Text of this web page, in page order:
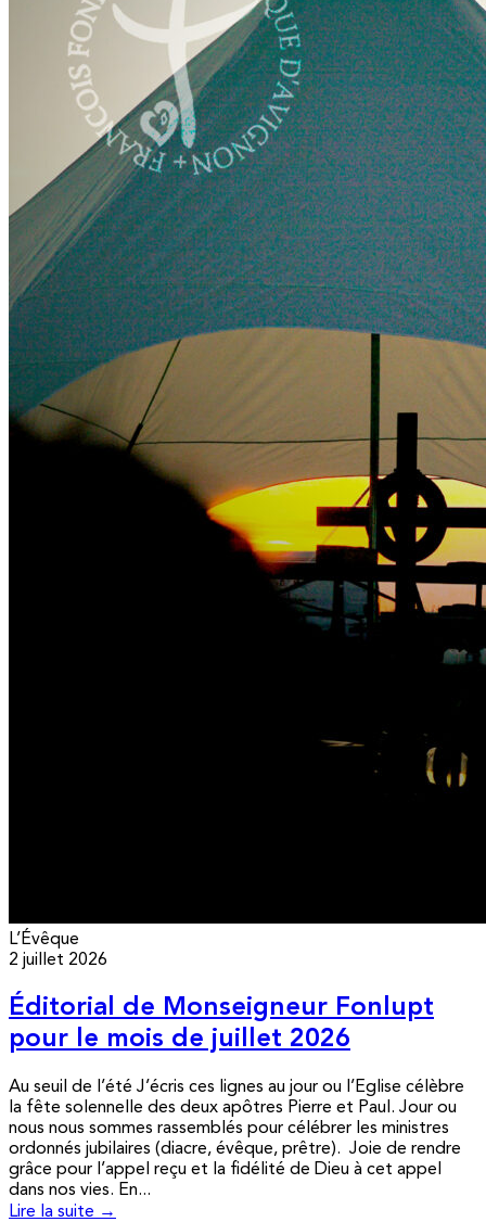
L’Évêque
2 juillet 2026
Éditorial de Monseigneur Fonlupt
pour le mois de juillet 2026
Au seuil de l’été J’écris ces lignes au jour ou l’Eglise célèbre
la fête solennelle des deux apôtres Pierre et Paul. Jour ou
nous nous sommes rassemblés pour célébrer les ministres
ordonnés jubilaires (diacre, évêque, prêtre). Joie de rendre
grâce pour l’appel reçu et la fidélité de Dieu à cet appel
dans nos vies. En...
Lire la suite →